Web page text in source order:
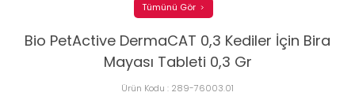
Bio PetActive DermaCAT 0,3 Kediler İçin Bira
Mayası Tableti 0,3 Gr
Ürün Kodu : 289-76003.01
Tümünü Gör